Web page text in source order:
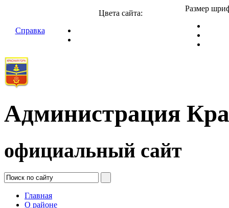
Справка
Цвета сайта:
Размер
Администрация
официальный сайт
Главная
О районе